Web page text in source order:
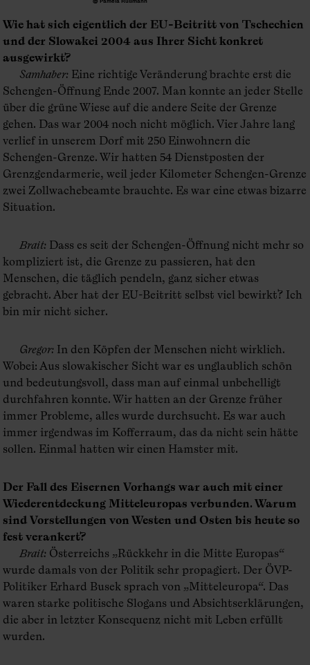
Wie hat sich eigentlich der EU-Beitritt von Tschechien
und der Slowakei 2004 aus Ihrer Sicht konkret
ausgewirkt?
Samhaber: Eine richtige Veränderung brachte erst die
Schengen-Öffnung Ende 2007. Man konnte an jeder Stelle
über die grüne Wiese auf die andere Seite der Grenze
gehen. Das war 2004 noch nicht möglich. Vier Jahre lang
verlief in unserem Dorf mit 250 Einwohnern die
Schengen-Grenze. Wir hatten 54 Dienstposten der
Grenzgendarmerie, weil jeder Kilometer Schengen-Grenze
zwei Zollwachebeamte brauchte. Es war eine etwas bizarre
Situation.
Brait: Dass es seit der Schengen-Öffnung nicht mehr so
kompliziert ist, die Grenze zu passieren, hat den
Menschen, die täglich pendeln, ganz sicher etwas
gebracht. Aber hat der EU-Beitritt selbst viel bewirkt? Ich
bin mir nicht sicher.
Gregor: In den Köpfen der Menschen nicht wirklich.
Wobei: Aus slowakischer Sicht war es unglaublich schön
und bedeutungsvoll, dass man auf einmal unbehelligt
durchfahren konnte. Wir hatten an der Grenze früher
immer Probleme, alles wurde durchsucht. Es war auch
immer irgendwas im Kofferraum, das da nicht sein hätte
sollen. Einmal hatten wir einen Hamster mit.
Der Fall des Eisernen Vorhangs war auch mit einer
Wiederentdeckung Mitteleuropas verbunden. Warum
sind Vorstellungen von Westen und Osten bis heute so
fest verankert?
Brait: Österreichs „Rückkehr in die Mitte Europas“
wurde damals von der Politik sehr propagiert. Der ÖVP-
Politiker Erhard Busek sprach von „Mitteleuropa“. Das
waren starke politische Slogans und Absichtserklärungen,
die aber in letzter Konsequenz nicht mit Leben erfüllt
wurden.